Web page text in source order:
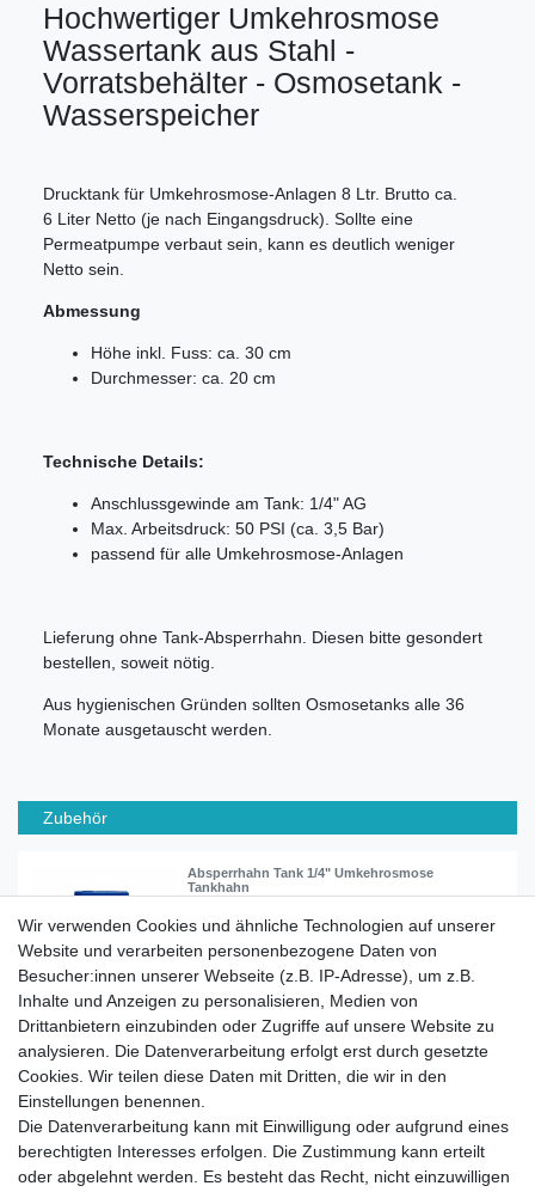
Hochwertiger Umkehrosmose
Wassertank aus Stahl -
Vorratsbehälter - Osmosetank -
Wasserspeicher
Drucktank für Umkehrosmose-Anlagen 8 Ltr. Brutto ca.
6 Liter Netto (je nach Eingangsdruck). Sollte eine
Permeatpumpe verbaut sein, kann es deutlich weniger
Netto sein.
Abmessung
Höhe inkl. Fuss: ca. 30 cm
Durchmesser: ca. 20 cm
Technische Details:
Anschlussgewinde am Tank: 1/4" AG
Max. Arbeitsdruck: 50 PSI (ca. 3,5 Bar)
passend für alle Umkehrosmose-Anlagen
Lieferung ohne Tank-Absperrhahn. Diesen bitte gesondert
bestellen, soweit nötig.
Aus hygienischen Gründen sollten Osmosetanks alle 36
Monate ausgetauscht werden.
Zubehör
Absperrhahn Tank 1/4" Umkehrosmose
Tankhahn
6,95 € *
In den Warenkorb
*inkl. ges. MwSt.zzgl. Versandkosten
Impressum Daten­schutz­erklärung AGB
Wir verwenden Cookies und ähnliche Technologien auf unserer
Website und verarbeiten personenbezogene Daten von
Besucher:innen unserer Webseite (z.B. IP-Adresse), um z.B.
Inhalte und Anzeigen zu personalisieren, Medien von
Drittanbietern einzubinden oder Zugriffe auf unsere Website zu
analysieren. Die Datenverarbeitung erfolgt erst durch gesetzte
Cookies. Wir teilen diese Daten mit Dritten, die wir in den
Einstellungen benennen.
Die Datenverarbeitung kann mit Einwilligung oder aufgrund eines
berechtigten Interesses erfolgen. Die Zustimmung kann erteilt
oder abgelehnt werden. Es besteht das Recht, nicht einzuwilligen